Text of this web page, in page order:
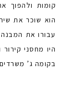
קומות ולהפוך
הוא שוכר את
עבורו את
היו מחסני
בקומה ג’